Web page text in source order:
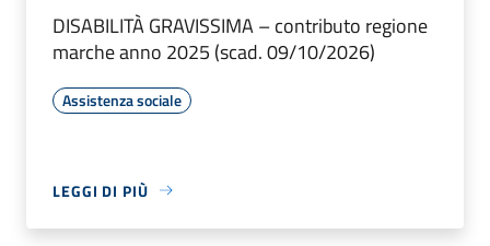
DISABILITÀ GRAVISSIMA – contributo regione
marche anno 2025 (scad. 09/10/2026)
Assistenza sociale
LEGGI DI PIÙ